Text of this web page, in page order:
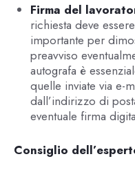
Firma del
richiesta deve
importante per
preavviso
autografa è
quelle inviate via e-
dall’indirizzo di
eventuale firma
Consiglio